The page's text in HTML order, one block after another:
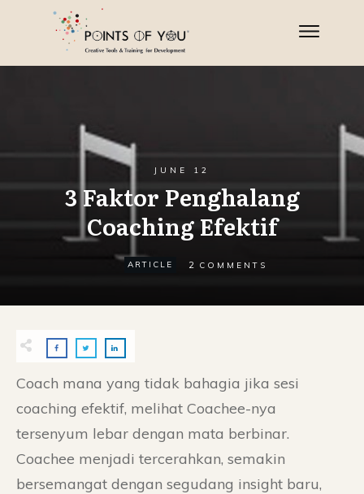
JUNE 12
3 Faktor Penghalang
Coaching Efektif
ARTICLE 2 COMMENTS
Coach mana yang tidak bahagia jika sesi
coaching efektif, melihat Coachee-nya
tersenyum lebar dengan mata berbinar.
Coachee menjadi tercerahkan, semakin
bersemangat dengan segudang insight baru,